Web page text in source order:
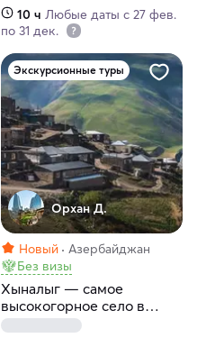
10 ч Любые даты с 27 фев.
по 31 дек.
Экскурсионные туры
Орхан Д.
Новый
Азербайджан
Без визы
Хыналыг — самое
высокогорное село в
Азербайджане